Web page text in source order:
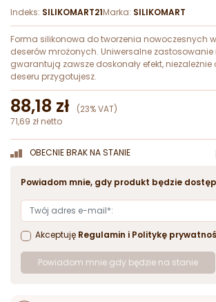
Indeks: SILIKOMART21Marka: SILIKOMART
Forma silikonowa do tworzenia nowoczesnych
deserów mrożonych. Uniwersalne zastosowanie
gwarantują zawsze doskonały efekt,
deseru przygotujesz.
88,18 zł (23% VAT)
71,69 zł netto
OBECNIE BRAK NA STANIE
Powiadom mnie, gdy produkt będzie
Akceptuję Regulamin i Politykę
Powiadom mnie gdy będzie na stanie